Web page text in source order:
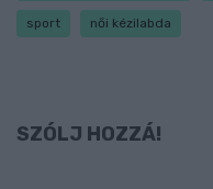
sport női kézilabda
SZÓLJ HOZZÁ!